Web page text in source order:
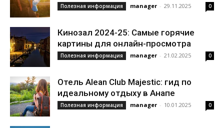
Полезная информация manager - 29.11.2025 0
Кинозал 2024-25: Самые горячие
картины для онлайн-просмотра
Полезная информация manager - 21.02.2025 0
Отель Alean Club Majestic: гид по
идеальному отдыху в Анапе
Полезная информация manager - 10.01.2025 0